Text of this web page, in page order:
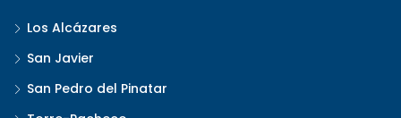
Los Alcázares
San Javier
San Pedro del Pinatar